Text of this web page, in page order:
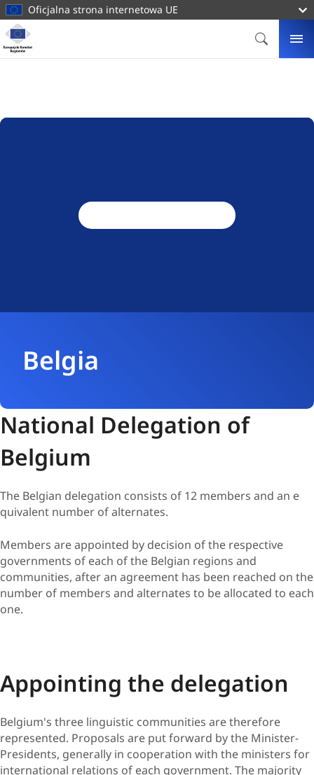
treściOficjalna strona internetowa UE
Strona
domowa
Europejski
SZUKAJ
Belgia
National Delegation of
Belgium
The Belgian delegation consists of 12 members and an e​
quivalent number of alt​ernates.
Members are appointed by decision of the respective
governments of each of the Belgian regions and
communities, after an agreement has been reached on the
number of members and alternates to be allocated to each
one.
Appointing the del​egation
Belgium's three linguistic communities are therefore
represented. Proposals are put forward by the Minister-
Presidents, generally in cooperation with the ministers for
international relations of each government. The majority